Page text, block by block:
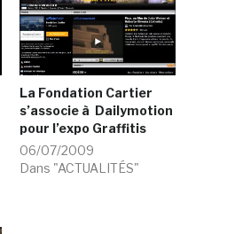
La Fondation Cartier
s’associe à Dailymotion
pour l’expo Graffitis
06/07/2009
Dans "ACTUALITÉS"